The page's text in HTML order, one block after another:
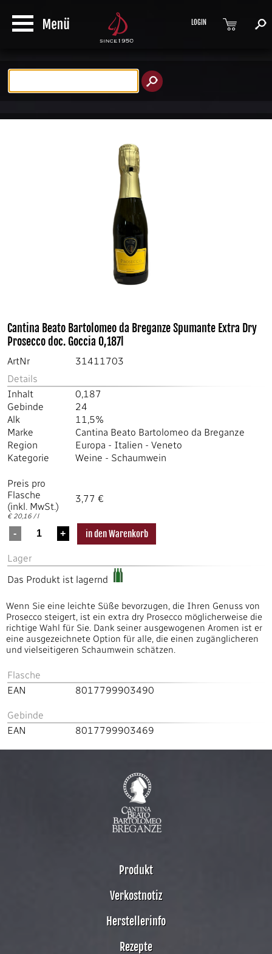
LOGIN
Cantina Beato Bartolomeo da Breganze Spumante Extra Dry
Prosecco doc. Goccia 0,187l
ArtNr
31411703
Details
Inhalt
0,187
Gebinde
24
Alk
11,5%
Marke
Cantina Beato Bartolomeo da Breganze
Region
Europa - Italien - Veneto
Kategorie
Weine - Schaumwein
Preis pro
Flasche
(inkl. MwSt.)
€ 20,16 / l
3,77 €
Lager
Das Produkt ist lagernd
Wenn Sie eine leichte Süße bevorzugen, die Ihren Genuss von
Prosecco steigert, ist ein extra dry Prosecco möglicherweise die
richtige Wahl für Sie. Dank seiner ausgewogenen Aromen ist er
eine ausgezeichnete Option für alle, die einen zugänglicheren
und vielseitigeren Schaumwein schätzen.
Flasche
EAN
8017799903490
Gebinde
EAN
8017799903469
Produkt
Verkostnotiz
Herstellerinfo
Rezepte